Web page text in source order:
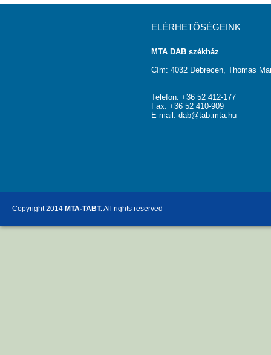
ELÉRHETŐSÉGEINK
MTA DAB székház
Cím: 4032 Debrecen, Thomas
Telefon: +36 52 412-177
Fax: +36 52 410-909
E-mail: dab@tab.mta.hu
Copyright 2014 MTA-TABT.All rights reserved